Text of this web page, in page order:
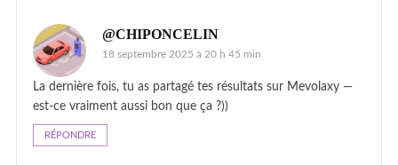
@CHIPONCELIN
18 septembre 2025 à 20 h 45 min
La dernière fois, tu as partagé tes résultats sur Mevolaxy —
est-ce vraiment aussi bon que ça ?))
RÉPONDRE